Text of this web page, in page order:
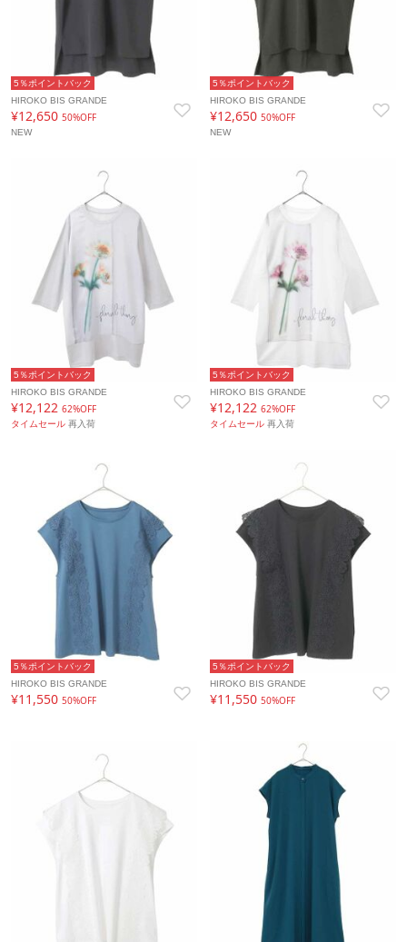
5％ポイントバック
HIROKO BIS GRANDE
¥12,650 50%OFF
NEW
5％ポイントバック
HIROKO BIS GRANDE
¥12,65050%OFF
NEW
5％ポイントバック
HIROKO BIS GRANDE
¥12,122 62%OFF
タイムセール 再入荷
5％ポイントバック
HIROKO BIS GRANDE
¥12,12262%OFF
タイムセール再入荷
5％ポイントバック
HIROKO BIS GRANDE
¥11,550 50%OFF
5％ポイントバック
HIROKO BIS GRANDE
¥11,55050%OFF